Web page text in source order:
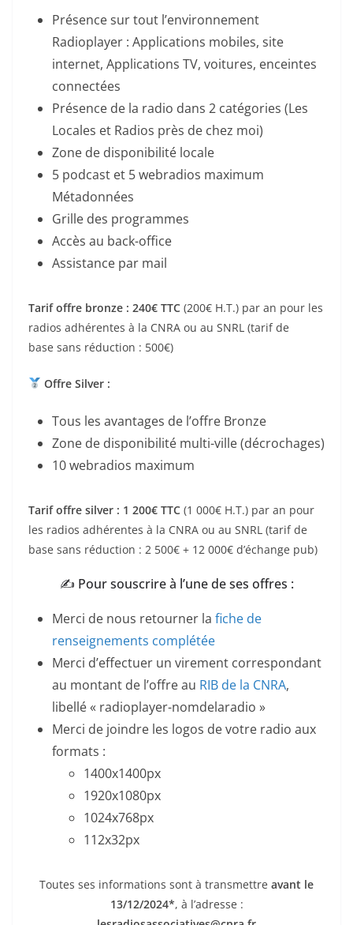
Présence sur tout l’environnement
Radioplayer : Applications mobiles, site
internet, Applications TV, voitures, enceintes
connectées
Présence de la radio dans 2 catégories (Les
Locales et Radios près de chez moi)
Zone de disponibilité locale
5 podcast et 5 webradios maximum
Métadonnées
Grille des programmes
Accès au back-office
Assistance par mail
Tarif offre bronze : 240€ TTC (200€ H.T.) par an pour les
radios adhérentes à la CNRA ou au SNRL (tarif de
base sans réduction : 500€)
Offre Silver :
Tous les avantages de l’offre Bronze
Zone de disponibilité multi-ville (décrochages)
10 webradios maximum
Tarif offre silver : 1 200€ TTC (1 000€ H.T.) par an pour
les radios adhérentes à la CNRA ou au SNRL (tarif de
base sans réduction : 2 500€ + 12 000€ d’échange pub)
✍️ Pour souscrire à l’une de ses offres :
Merci de nous retourner la fiche de
renseignements complétée
Merci d’effectuer un virement correspondant
au montant de l’offre au RIB de la CNRA,
libellé « radioplayer-nomdelaradio »
Merci de joindre les logos de votre radio aux
formats :
1400x1400px
1920x1080px
1024x768px
112x32px
Toutes ses informations sont à transmettre avant le
13/12/2024*, à l’adresse :